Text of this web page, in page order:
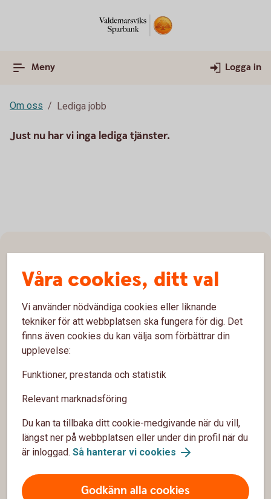
Meny Logga in
Om oss Lediga jobb
Just nu har vi inga lediga tjänster.
Våra cookies, ditt val
Vi använder nödvändiga cookies eller liknande
tekniker för att webbplatsen ska fungera för dig. Det
finns även cookies du kan välja som förbättrar din
upplevelse:
Funktioner, prestanda och statistik
Relevant marknadsföring
Du kan ta tillbaka ditt cookie-medgivande när du vill,
längst ner på webbplatsen eller under din profil när du
är inloggad. Så hanterar vi cookies
Godkänn alla cookies
Hitta snabbt
Våra aktiviteter
Spärrhjälp
Om oss
Vår vision
Press
Klagomål